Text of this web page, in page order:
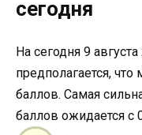
сегодня
На сегодня 9
предполагается, что
баллов. Самая
баллов ожидается с